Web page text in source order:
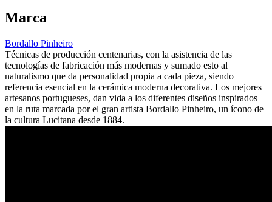
Marca
Bordallo Pinheiro
Técnicas de producción centenarias, con la asistencia de las
tecnologías de fabricación más modernas y sumado esto al
naturalismo que da personalidad propia a cada pieza, siendo
referencia esencial en la cerámica moderna decorativa. Los mejores
artesanos portugueses, dan vida a los diferentes diseños inspirados
en la ruta marcada por el gran artista Bordallo Pinheiro, un ícono de
la cultura Lucitana desde 1884.